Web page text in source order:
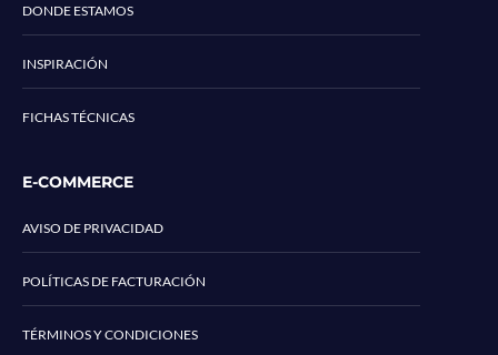
DONDE ESTAMOS
INSPIRACIÓN
FICHAS TÉCNICAS
E-COMMERCE
AVISO DE PRIVACIDAD
POLÍTICAS DE FACTURACIÓN
TÉRMINOS Y CONDICIONES